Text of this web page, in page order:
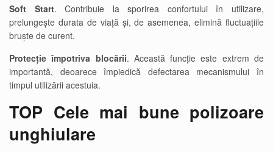
Soft Start. Contribuie la sporirea confortului în utilizare,
prelungește durata de viață și, de asemenea, elimină fluctuațiile
bruște de curent.
Protecție împotriva blocării. Această funcție este extrem de
importantă, deoarece împiedică defectarea mecanismului în
timpul utilizării acestuia.
TOP Cele mai bune polizoare
unghiulare